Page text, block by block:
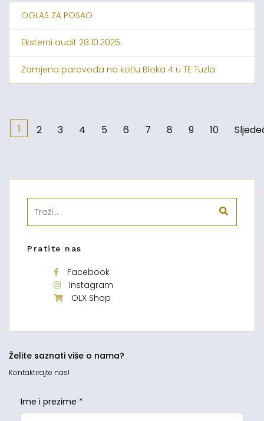
OGLAS ZA POSAO
Eksterni audit 28.10.2025.
Zamjena parovoda na kotlu Bloka 4 u TE Tuzla
1 2 3 4 5 6 7 8 9 10
Pratite nas
Facebook
Instagram
OLX Shop
Želite saznati više o nama?
Kontaktirajte nas!
Ime i prezime *